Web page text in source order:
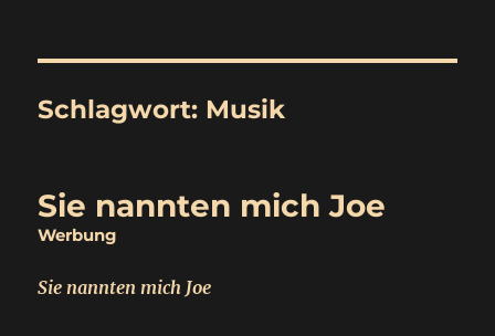
Schlagwort: Musik
Sie nannten mich Joe
Werbung
Sie nannten mich Joe